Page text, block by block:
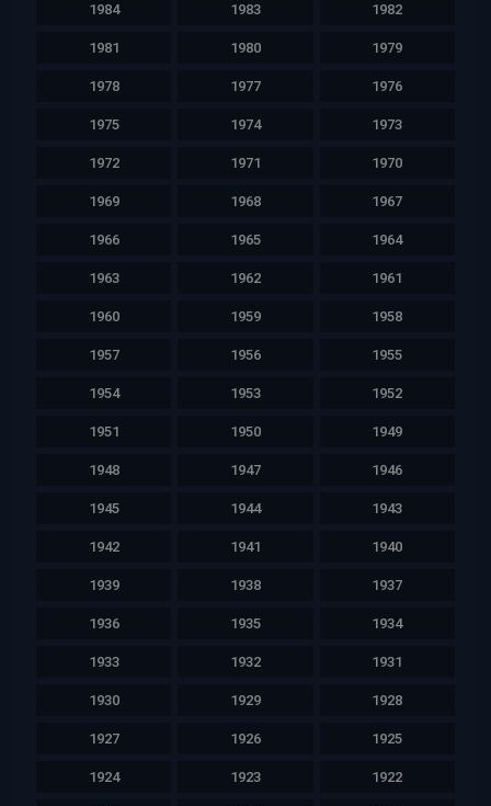
1984 1983 1982
1981 1980 1979
1978 1977 1976
1975 1974 1973
1972 1971 1970
1969 1968 1967
1966 1965 1964
1963 1962 1961
1960 1959 1958
1957 1956 1955
1954 1953 1952
1951 1950 1949
1948 1947 1946
1945 1944 1943
1942 1941 1940
1939 1938 1937
1936 1935 1934
1933 1932 1931
1930 1929 1928
1927 1926 1925
1924 1923 1922